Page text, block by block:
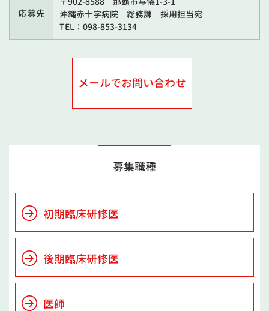
応募先
沖縄赤十字病院 総務課 採用担当宛
TEL：098-853-3134
メールでお問い合わせ
募集職種
初期臨床研修医
後期臨床研修医
医師